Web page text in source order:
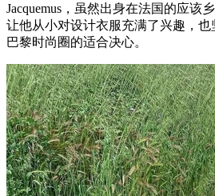
Jacquemus，虽然出身在法国的应该
让他从小对设计衣服充满了兴趣，
巴黎时尚圈的适合决心。